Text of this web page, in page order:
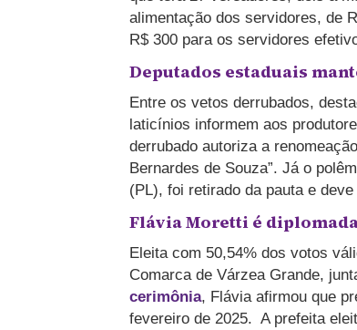
alimentação dos servidores, de
R$ 300 para os servidores
Deputados estaduais
Entre os vetos derrubados,
laticínios informem aos
derrubado autoriza a
Bernardes de Souza”. Já o
(PL), foi retirado da pauta e
Flávia Moretti é
Eleita com 50,54% dos votos
Comarca de Várzea Grande,
cerimônia, Flávia afirmou que
fevereiro de 2025. A prefeita